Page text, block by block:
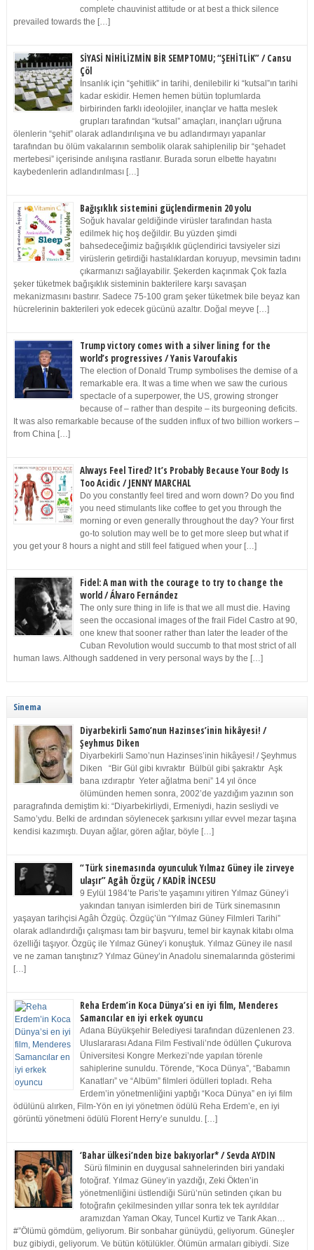
complete chauvinist attitude or at best a thick silence
prevailed towards the […]
SİYASİ NİHİLİZMİN BİR SEMPTOMU; “ŞEHİTLİK” / Cansu
Çöl
İnsanlık için “şehitlik” in tarihi, denilebilir ki “kutsal”ın tarihi
kadar eskidir. Hemen hemen bütün toplumlarda
birbirinden farklı ideolojiler, inançlar ve hatta meslek
grupları tarafından “kutsal” amaçları, inançları uğruna
ölenlerin “şehit” olarak adlandırılışına ve bu adlandırmayı yapanlar
tarafından bu ölüm vakalarının sembolik olarak sahiplenilip bir “şehadet
mertebesi” içerisinde anılışına rastlanır. Burada sorun elbette hayatını
kaybedenlerin adlandırılması […]
Bağışıklık sistemini güçlendirmenin 20 yolu
Soğuk havalar geldiğinde virüsler tarafından hasta
edilmek hiç hoş değildir. Bu yüzden şimdi
bahsedeceğimiz bağışıklık güçlendirici tavsiyeler sizi
virüslerin getirdiği hastalıklardan koruyup, mevsimin tadını
çıkarmanızı sağlayabilir. Şekerden kaçınmak Çok fazla
şeker tüketmek bağışıklık sisteminin bakterilere karşı savaşan
mekanizmasını bastırır. Sadece 75-100 gram şeker tüketmek bile beyaz kan
hücrelerinin bakterileri yok edecek gücünü azaltır. Doğal meyve […]
Trump victory comes with a silver lining for the
world’s progressives / Yanis Varoufakis
The election of Donald Trump symbolises the demise of a
remarkable era. It was a time when we saw the curious
spectacle of a superpower, the US, growing stronger
because of – rather than despite – its burgeoning deficits.
It was also remarkable because of the sudden influx of two billion workers –
from China […]
Always Feel Tired? It’s Probably Because Your Body Is
Too Acidic / JENNY MARCHAL
Do you constantly feel tired and worn down? Do you find
you need stimulants like coffee to get you through the
morning or even generally throughout the day? Your first
go-to solution may well be to get more sleep but what if
you get your 8 hours a night and still feel fatigued when your […]
Fidel: A man with the courage to try to change the
world / Álvaro Fernández
The only sure thing in life is that we all must die. Having
seen the occasional images of the frail Fidel Castro at 90,
one knew that sooner rather than later the leader of the
Cuban Revolution would succumb to that most strict of all
human laws. Although saddened in very personal ways by the […]
Sinema
Diyarbekirli Samo’nun Hazinses’inin hikâyesi! /
Şeyhmus Diken
Diyarbekirli Samo’nun Hazinses’inin hikâyesi! / Şeyhmus
Diken “Bir Gül gibi kıvraktır Bülbül gibi şakraktır Aşk
bana ızdıraptır Yeter ağlatma beni” 14 yıl önce
ölümünden hemen sonra, 2002’de yazdığım yazının son
paragrafında demiştim ki: “Diyarbekirliydi, Ermeniydi, hazin sesliydi ve
Samo’ydu. Belki de ardından söylenecek şarkısını yıllar evvel mezar taşına
kendisi kazımıştı. Duyan ağlar, gören ağlar, böyle […]
“Türk sinemasında oyunculuk Yılmaz Güney ile zirveye
ulaşır” Agâh Özgüç / KADİR İNCESU
9 Eylül 1984’te Paris’te yaşamını yitiren Yılmaz Güney’i
yakından tanıyan isimlerden biri de Türk sinemasının
yaşayan tarihçisi Agâh Özgüç. Özgüç’ün “Yılmaz Güney Filmleri Tarihi”
olarak adlandırdığı çalışması tam bir başvuru, temel bir kaynak kitabı olma
özelliği taşıyor. Özgüç ile Yılmaz Güney’i konuştuk. Yılmaz Güney ile nasıl
ve ne zaman tanıştınız? Yılmaz Güney’in Anadolu sinemalarında gösterimi
[…]
Reha Erdem’in Koca Dünya’si en iyi film, Menderes
Samancılar en iyi erkek oyuncu
Adana Büyükşehir Belediyesi tarafından düzenlenen 23.
Uluslararası Adana Film Festivali’nde ödüllen Çukurova
Üniversitesi Kongre Merkezi’nde yapılan törenle
sahiplerine sunuldu. Törende, “Koca Dünya”, “Babamın
Kanatları” ve “Albüm” filmleri ödülleri topladı. Reha
Erdem’in yönetmenliğini yaptığı “Koca Dünya” en iyi film
ödülünü alırken, Film-Yön en iyi yönetmen ödülü Reha Erdem’e, en iyi
görüntü yönetmeni ödülü Florent Herry’e sunuldu. […]
‘Bahar ülkesi’nden bize bakıyorlar* / Sevda AYDIN
Sürü filminin en duygusal sahnelerinden biri yandaki
fotoğraf. Yılmaz Güney’in yazdığı, Zeki Ökten’in
yönetmenliğini üstlendiği Sürü’nün setinden çıkan bu
fotoğrafın çekilmesinden yıllar sonra tek tek ayrıldılar
aramızdan Yaman Okay, Tuncel Kurtiz ve Tarık Akan…
#”Ölümü gömdüm, geliyorum. Bir sonbahar günüydü, geliyorum. Güneşler
buz gibiydi, geliyorum. Ve bütün kötülükler. Ölümün armaları gibiydi. Size